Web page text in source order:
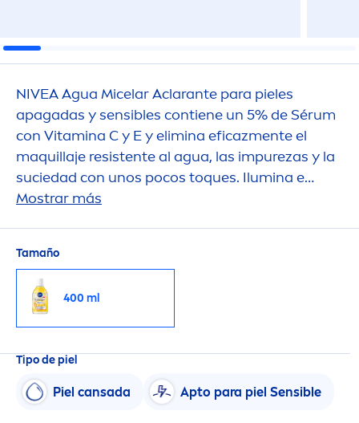
NIVEAAgua Micelar Aclarante para pieles
apagadas y sensibles contiene un 5% de Sérum
con Vitamina C y E y elimina eficazmente el
maquillaje resistente al agua, las impurezas y la
suciedad con unos pocos toques. Ilumina e
hidrata la piel, para una tez más uniforme y
Mostrar más
Tamaño
400 ml
Tipo de piel
Piel cansada Apto para piel Sensible